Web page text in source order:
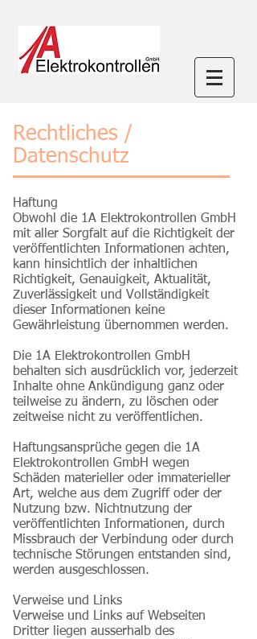
Rechtliches /
Datenschutz
Haftung
Obwohl die 1A Elektrokontrollen GmbH
mit aller Sorgfalt auf die Richtigkeit der
veröffentlichten Informationen achten,
kann hinsichtlich der inhaltlichen
Richtigkeit, Genauigkeit, Aktualität,
Zuverlässigkeit und Vollständigkeit
dieser Informationen keine
Gewährleistung übernommen werden.
Die 1A Elektrokontrollen GmbH
behalten sich ausdrücklich vor, jederzeit
Inhalte ohne Ankündigung ganz oder
teilweise zu ändern, zu löschen oder
zeitweise nicht zu veröffentlichen.
Haftungsansprüche gegen die 1A
Elektrokontrollen GmbH wegen
Schäden materieller oder immaterieller
Art, welche aus dem Zugriff oder der
Nutzung bzw. Nichtnutzung der
veröffentlichten Informationen, durch
Missbrauch der Verbindung oder durch
technische Störungen entstanden sind,
werden ausgeschlossen.
Verweise und Links
Verweise und Links auf Webseiten
Dritter liegen ausserhalb des